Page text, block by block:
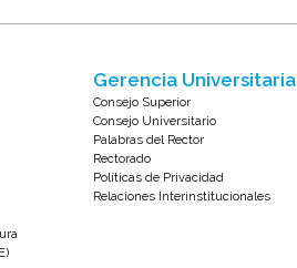
Gerencia Universitaria
Consejo Superior
Consejo Universitario
Palabras del Rector
Rectorado
Políticas de Privacidad
Relaciones Interinstitucionales